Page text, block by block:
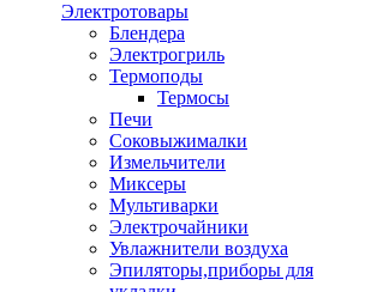
Электротовары
Блендера
Электрогриль
Термоподы
Термосы
Печи
Соковыжималки
Измельчители
Миксеры
Мультиварки
Электрочайники
Увлажнители воздуха
Эпиляторы,приборы для